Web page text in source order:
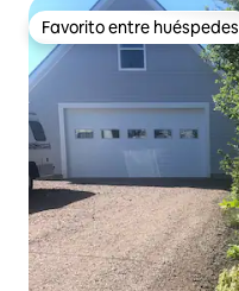
Favorito entre huéspedes
Favorito entre huéspedes